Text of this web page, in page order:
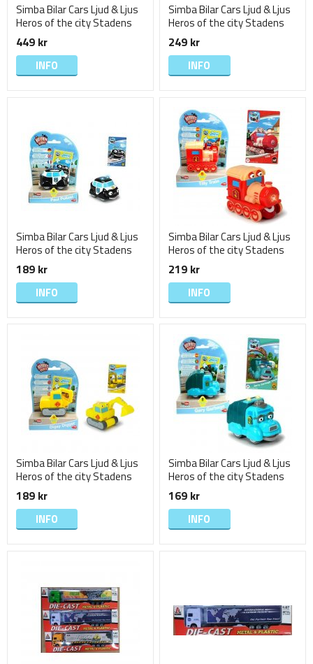
Simba Bilar Cars Ljud & Ljus
Heros of the city Stadens
Hjältar Polisstation
449 kr
INFO
Simba Bilar Cars Ljud & Ljus
Heros of the city Stadens
Hjältar Harry Hot Rod
249 kr
INFO
Simba Bilar Cars Ljud & Ljus
Heros of the city Stadens
Hjältar Paulie Polis
189 kr
INFO
Simba Bilar Cars Ljud & Ljus
Heros of the city Stadens
Hjältar Tilly Train
219 kr
INFO
Simba Bilar Cars Ljud & Ljus
Heros of the city Stadens
Hjältar Digsy Digger
189 kr
INFO
Simba Bilar Cars Ljud & Ljus
Heros of the city Stadens
Hjältar Gary Garbage
169 kr
INFO